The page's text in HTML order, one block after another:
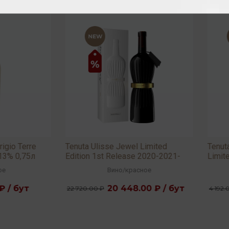
Ulisse Jewel Limited
1st Release 2020-2021-
0,75л
₽ 20 448.00 ₽ / бут
Tenuta Ulisse 10 Vendemmie
Limited Edition (multi vintage)
4 192.00 ₽ 3 776.00 ₽ / бут